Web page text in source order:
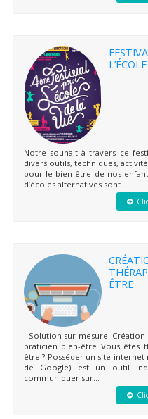
Notre souhait à travers ce
divers outils, techniques,
pour le bien-être de nos
d’écoles alternatives sont...
ÊTRE
Solution sur-mesure!
praticien bien-être Vous êtes
être ? Posséder un site
de Google) est un outil
communiquer sur...